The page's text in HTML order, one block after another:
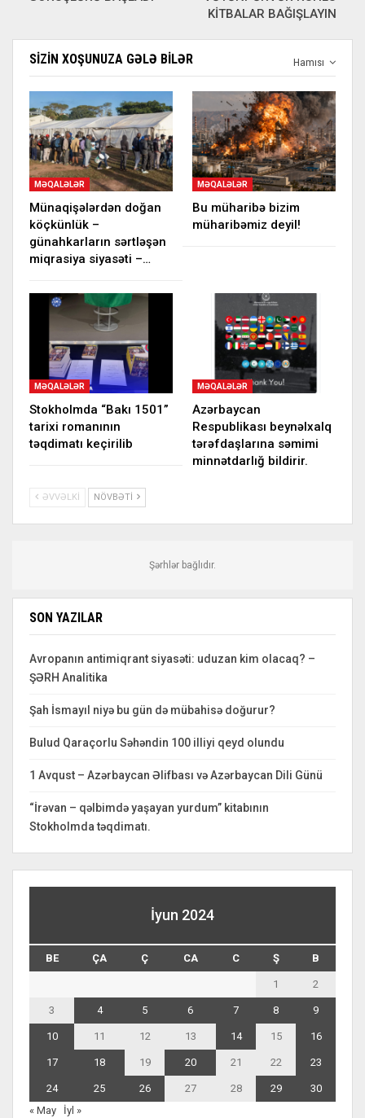
KİTBALAR BAĞIŞLAYIN
Hamısı
SIZIN XOŞUNUZA GƏLƏ BILƏR
MƏQALƏLƏR
Münaqişələrdən doğan
köçkünlük –
günahkarların sərtləşən
miqrasiya siyasəti –…
MƏQALƏLƏR
Bu müharibə bizim
müharibəmiz deyil!
MƏQALƏLƏR
Stokholmda “Bakı 1501”
tarixi romanının
təqdimatı keçirilib
MƏQALƏLƏR
Azərbaycan
Respublikası beynəlxalq
tərəfdaşlarına səmimi
minnətdarlığ bildirir.
ƏVVƏLKI NÖVBƏTI
Şərhlər bağlıdır.
SON YAZILAR
Avropanın antimiqrant siyasəti: uduzan kim olacaq? –
ŞƏRH Analitika
Şah İsmayıl niyə bu gün də mübahisə doğurur?
Bulud Qaraçorlu Səhəndin 100 illiyi qeyd olundu
1 Avqust – Azərbaycan Əlifbası və Azərbaycan Dili Günü
“İrəvan – qəlbimdə yaşayan yurdum” kitabının
Stokholmda təqdimatı.
İyun 2024
BE ÇA Ç CA C Ş B
1 2
3 4 5 6 7 8 9
10 11 12 13 14 15 16
17 18 19 20 21 22 23
24 25 26 27 28 29
30
« May
İyl »